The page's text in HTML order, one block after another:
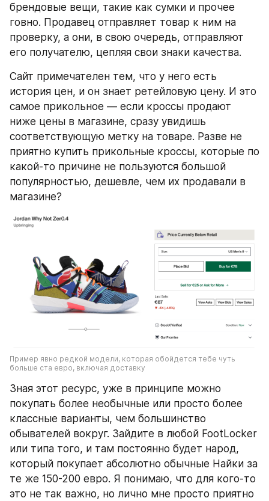
брендовые вещи, такие как сумки и прочее
говно. Продавец отправляет товар к ним на
проверку, а они, в свою очередь, отправляют
его получателю, цепляя свои знаки качества.
Сайт примечателен тем, что у него есть
история цен, и он знает ретейловую цену. И это
самое прикольное — если кроссы продают
ниже цены в магазине, сразу увидишь
соответствующую метку на товаре. Разве не
приятно купить прикольные кроссы, которые по
какой-то причине не пользуются большой
популярностью, дешевле, чем их продавали в
магазине?
Пример явно редкой модели, которая обойдется тебе чуть
больше ста евро, включая доставку
Зная этот ресурс, уже в принципе можно
покупать более необычные или просто более
классные варианты, чем большинство
обывателей вокруг. Зайдите в любой FootLocker
или типа того, и там постоянно будет народ,
который покупает абсолютно обычные Найки за
те же 150-200 евро. Я понимаю, что для кого-то
это не так важно, но лично мне просто приятно